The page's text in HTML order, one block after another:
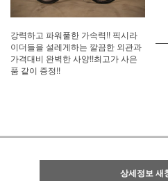
강력하고 파워풀한 가속력!! 픽시라
이더들을 설레게하는 깔끔한 외관과
가격대비 완벽한 사양!!최고가 사은
품 같이 증정!!
상세정보 새